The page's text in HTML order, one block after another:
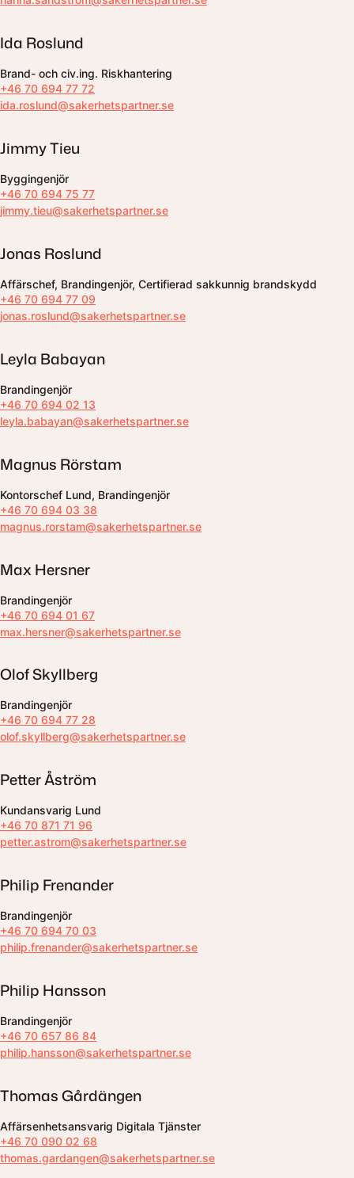
Ida Roslund
Brand- och civ.ing. Riskhantering
+46 70 694 77 72
ida.roslund@sakerhetspartner.se
Jimmy Tieu
Byggingenjör
+46 70 694 75 77
jimmy.tieu@sakerhetspartner.se
Jonas Roslund
Affärschef, Brandingenjör, Certifierad sakkunnig brandskydd
+46 70 694 77 09
jonas.roslund@sakerhetspartner.se
Leyla Babayan
Brandingenjör
+46 70 694 02 13
leyla.babayan@sakerhetspartner.se
Magnus Rörstam
Kontorschef Lund, Brandingenjör
+46 70 694 03 38
magnus.rorstam@sakerhetspartner.se
Max Hersner
Brandingenjör
+46 70 694 01 67
max.hersner@sakerhetspartner.se
Olof Skyllberg
Brandingenjör
+46 70 694 77 28
olof.skyllberg@sakerhetspartner.se
Petter Åström
Kundansvarig Lund
+46 70 871 71 96
petter.astrom@sakerhetspartner.se
Philip Frenander
Brandingenjör
+46 70 694 70 03
philip.frenander@sakerhetspartner.se
Philip Hansson
Brandingenjör
+46 70 657 86 84
philip.hansson@sakerhetspartner.se
Thomas Gårdängen
Affärsenhetsansvarig Digitala Tjänster
+46 70 090 02 68
thomas.gardangen@sakerhetspartner.se